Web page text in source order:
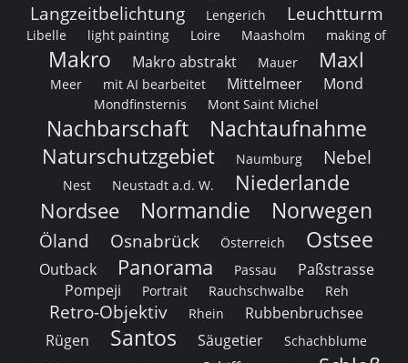
Langzeitbelichtung Lengerich Leuchtturm
Libelle light painting Loire Maasholm making of
Makro Makro abstrakt Mauer Maxl
Meer mit AI bearbeitet Mittelmeer Mond
Mondfinsternis Mont Saint Michel
Nachbarschaft Nachtaufnahme
Naturschutzgebiet Naumburg Nebel
Nest Neustadt a.d. W.
Niederlande
Nordsee
Normandie Norwegen
Öland Osnabrück Österreich Ostsee
Outback Panorama Passau
Paßstrasse
Pompeji
Portrait Rauchschwalbe Reh
Retro-Objektiv Rhein
Rubbenbruchsee
Rügen
Santos Säugetier
Schachblume